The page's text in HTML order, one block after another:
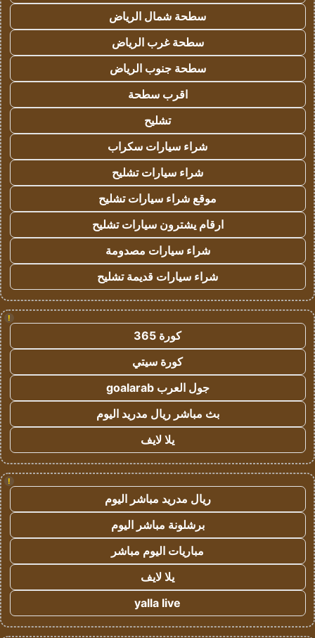
سطحة شمال الرياض
سطحة غرب الرياض
سطحة جنوب الرياض
اقرب سطحة
تشليح
شراء سيارات سكراب
شراء سيارات تشليح
موقع شراء سيارات تشليح
ارقام يشترون سيارات تشليح
شراء سيارات مصدومة
شراء سيارات قديمة تشليح
!
كورة 365
كورة سيتي
جول العرب goalarab
بث مباشر ريال مدريد اليوم
يلا لايف
!
ريال مدريد مباشر اليوم
برشلونة مباشر اليوم
مباريات اليوم مباشر
يلا لايف
yalla live